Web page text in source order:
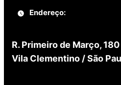
Endereço:
R. Primeiro de Março, 180
Vila Clementino / São